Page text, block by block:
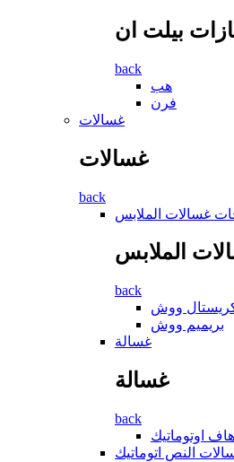
بيلت ان
back
هب
فرن
غسالات
غسالات
back
غسالات الملابس
الملابس
back
ووش
بريميم ووش
غسالة
غسالة
back
اوتوماتيك
النص اتوماتيك